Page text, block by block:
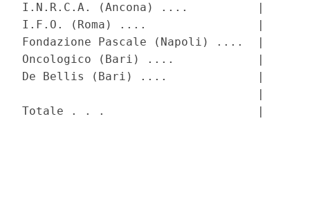
I.N.R.C.A. (Ancona) ....          |
I.F.O. (Roma) ....                |
Fondazione Pascale (Napoli) ....
Oncologico (Bari) ....            |
De Bellis (Bari) ....             |